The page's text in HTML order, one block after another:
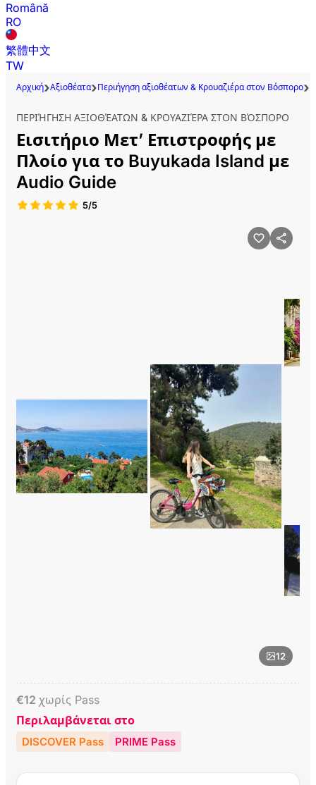
Română
RO
繁體中文
TW
Αρχική Αξιοθέατα Περιήγηση αξιοθέατων & Κρουαζιέρα στον Βόσπορο
12
ΠΕΡΙΉΓΗΣΗ ΑΞΙΟΘΈΑΤΩΝ & ΚΡΟΥΑΖΙΈΡΑ ΣΤΟΝ ΒΌΣΠΟΡΟ
Εισιτήριο Μετ’ Επιστροφής με
Πλοίο για το Buyukada Island με
Audio Guide
5/5
€12 χωρίς Pass
Περιλαμβάνεται στο
DISCOVER Pass PRIME Pass